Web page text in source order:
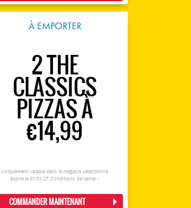
À EMPORTER
2 THE
CLASSICS
PIZZAS À
€14,99
Uniquement valable dans le magasin sélectionné.
Expire le 01-01-27. Conditions de vente >
COMMANDER MAINTENANT